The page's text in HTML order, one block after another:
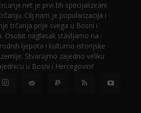
je prvi bh specijalizirani
Cilj nam je popularizacija i
trčanja prije svega u Bosni i
Osobit naglasak stavljamo na
ljepota i kulturno-istorijske
Stvarajmo zajedno veliku
u Bosni i Hercegovini!